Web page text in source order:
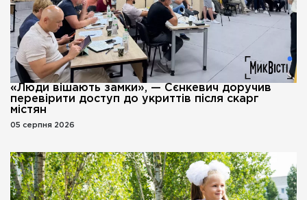
«Люди вішають замки», — Сєнкевич доручив
перевірити доступ до укриттів після скарг
містян
05 серпня 2026